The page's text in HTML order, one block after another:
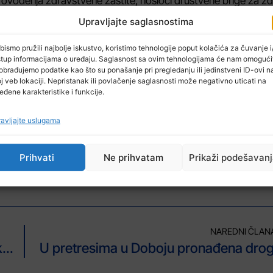
Upravljajte saglasnostima
pružili najbolje iskustvo, koristimo tehnologije poput kolačića za čuvanje
informacijama o uređaju. Saglasnost sa ovim tehnologijama će nam
podatke kao što su ponašanje pri pregledanju ili jedinstveni ID-ovi
veb lokaciji. Nepristanak ili povlačenje saglasnosti može negativno uticati na
karakteristike i funkcije.
uslugama
Prihvati Ne prihvatam Prikaži
zaštite, te sadržaj, način obavljanja i nadzor nad
se kvalitetnije provođenje politike u oblasti zdravstvene
Federalnim zakonom.
zaštiti TK radi popunjavanja i otklanjanja pravnih
zakonom o zdravstvenoj zaštiti kako bi se
zaštita stanovništva odnosno osiguranika Tuzlanskog
zaštiti TK jeste preciziranje odredbe člana
zdravstvene ustanove u vlasništvu jednog ili više
ustanove u vlasništvu JLS (domovi zdravlja i Banja
FERK odlučuje o poskupljenju struje: Skuplja će biti samo za jedan dio FBiH
NAREDNI
U pretresima u Doboju pronađena